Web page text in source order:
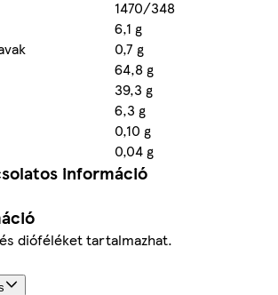
1470/348
6,1 g
0,7 g
64,8 g
39,3 g
6,3 g
0,10 g
0,04 g
információ
dióféléket tartalmazhat.